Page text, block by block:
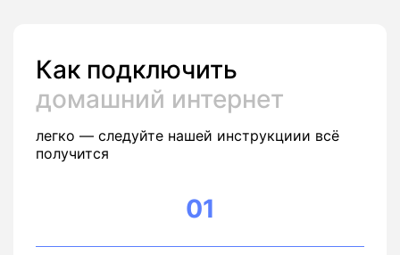
Как подключить
домашний интернет
легко — следуйте нашей инструкциии всё
получится
01